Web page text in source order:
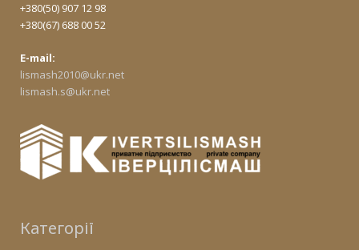
+380(50) 907 12 98
+380(67) 688 00 52
E-mail:
lismash2010@ukr.net
lismash.s@ukr.net
Категорії